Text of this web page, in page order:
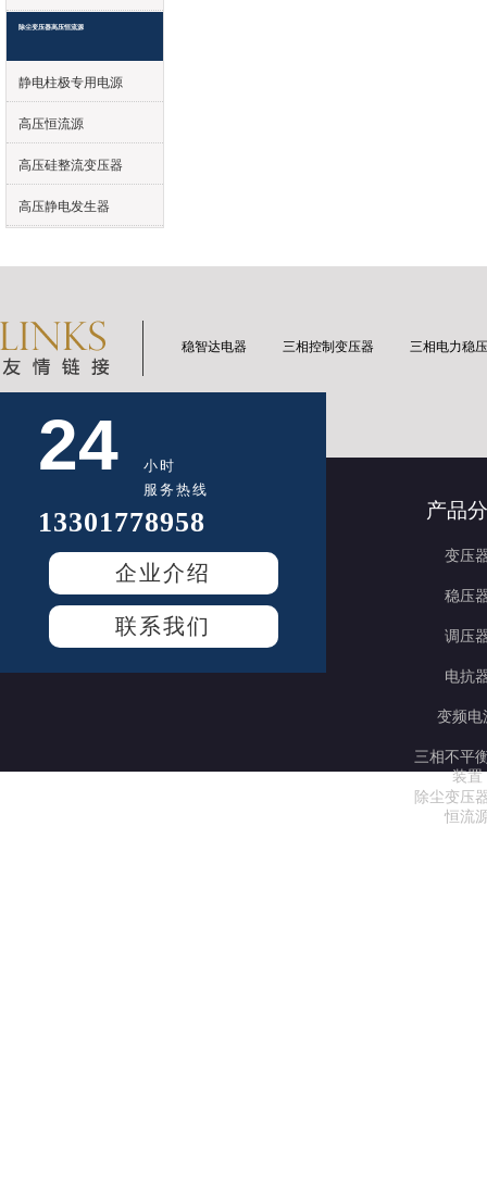
除尘变压器高压恒流源
静电柱极专用电源
高压恒流源
高压硅整流变压器
高压静电发生器
稳智达电器 三相控制变压器 三相电力稳
24
小时
服务热线
13301778958
企业介绍
联系我们
产品
变压
稳压
调压
电抗
变频电
三相不平
装置
除尘变压
恒流